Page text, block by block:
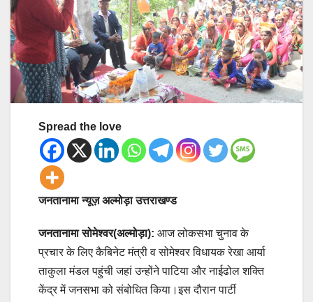
Spread the love
जनतानामा न्यूज़ अल्मोड़ा उत्तराखण्ड
जनतानामा सोमेश्वर(अल्मोड़ा): आज लोकसभा चुनाव के
प्रचार के लिए कैबिनेट मंत्री व सोमेश्वर विधायक रेखा आर्या
ताकुला मंडल पहुंची जहां उन्होंने पाटिया और नाईढोल शक्ति
केंद्र में जनसभा को संबोधित किया।इस दौरान पार्टी